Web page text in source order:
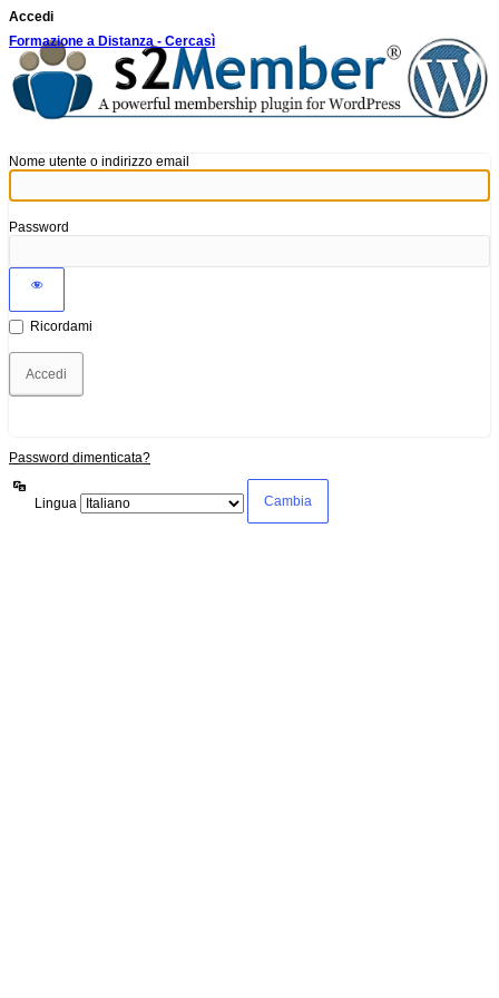
Accedi
Formazione a Distanza - Cercasì
Nome utente o indirizzo email
Password
Ricordami
Password dimenticata?
Lingua